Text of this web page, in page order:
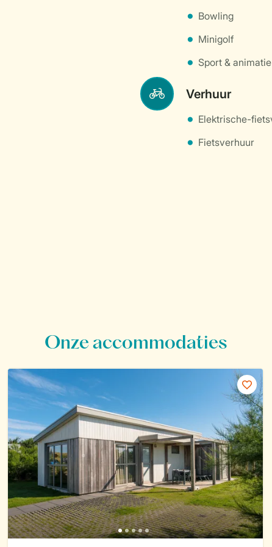
Bowling
Minigolf
Sport & animatie
Verhuur
Elektrische-
Fietsverhuur